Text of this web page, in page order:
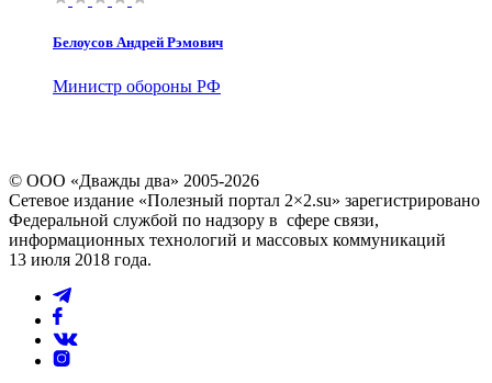
Белоусов Андрей Рэмович
Министр обороны РФ
© ООО «Дважды два» 2005-2026
Сетевое издание «Полезный портал 2×2.su» зарегистрировано
Федеральной службой по надзору в сфере связи,
информационных технологий и массовых коммуникаций
13 июля 2018 года.